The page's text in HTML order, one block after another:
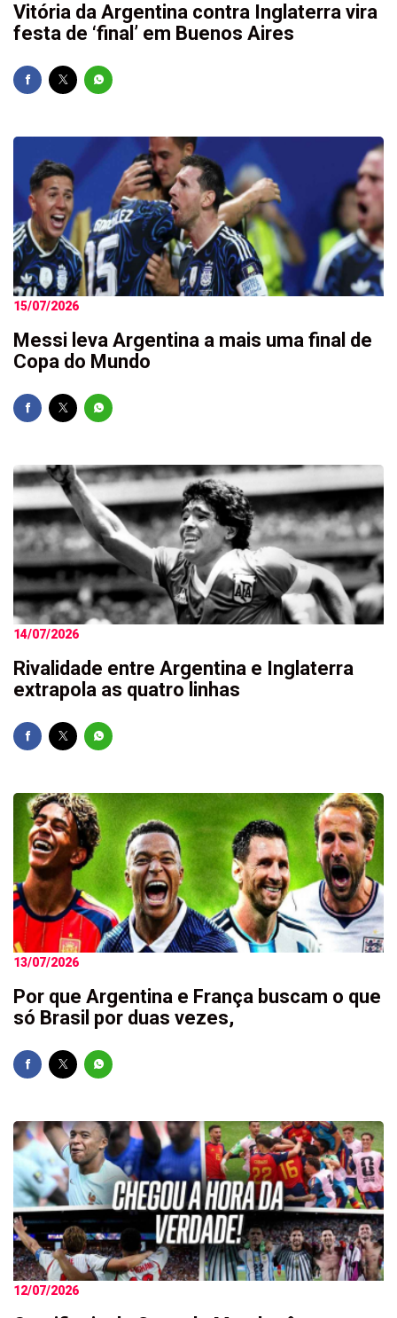
Vitória da Argentina contra Inglaterra vira
festa de ‘final’ em Buenos Aires
15/07/2026
Messi leva Argentina a mais uma final de
Copa do Mundo
14/07/2026
Rivalidade entre Argentina e Inglaterra
extrapola as quatro linhas
13/07/2026
Por que Argentina e França buscam o que
só Brasil por duas vezes,
12/07/2026